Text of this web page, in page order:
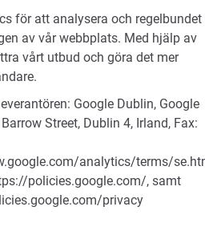
för att analysera och regelbundet
av vår webbplats. Med hjälp av
vårt utbud och göra det mer
Google Dublin, Google
Street, Dublin 4, Irland, Fax:
analytics/terms/
policies.google.com/, samt
privacy